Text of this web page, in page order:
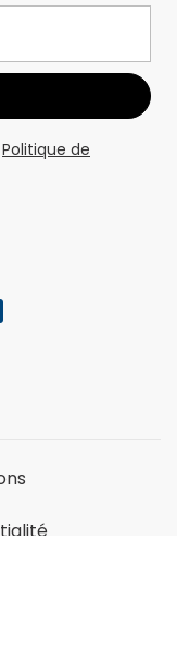
Politique de